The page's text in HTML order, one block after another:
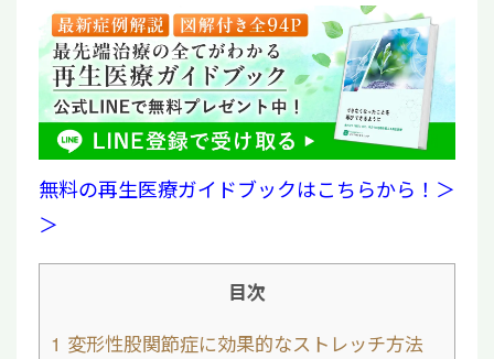
無料の再生医療ガイドブックはこちらから！＞
＞
目次
1 変形性股関節症に効果的なストレッチ方法